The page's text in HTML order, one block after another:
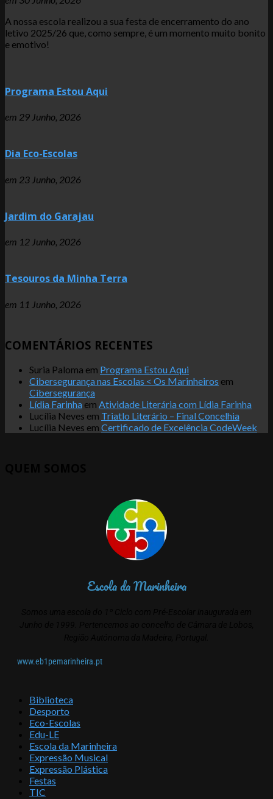
A nossa escola realizou a sua festa de encerramento do ano
letivo 2025/26 que, como sempre, é um momento muito bonito
e emotivo!
Programa Estou Aqui
em 29 Junho, 2026
Dia Eco-Escolas
em 23 Junho, 2026
Jardim do Garajau
em 12 Junho, 2026
Tesouros da Minha Terra
em 11 Junho, 2026
COMENTÁRIOS RECENTES
Suria Paloma em Programa Estou Aqui
Cibersegurança nas Escolas < Os Marinheiros em
Cibersegurança
Lídia Farinha em Atividade Literária com Lídia Farinha
Lucília Neves em Triatlo Literário – Final Concelhia
Lucília Neves em Certificado de Excelência CodeWeek
Escola da Marinheira
www.eb1pemarinheira.pt
Biblioteca
Desporto
Eco-Escolas
Edu-LE
Escola da Marinheira
Expressão Musical
Expressão Plástica
Festas
TIC